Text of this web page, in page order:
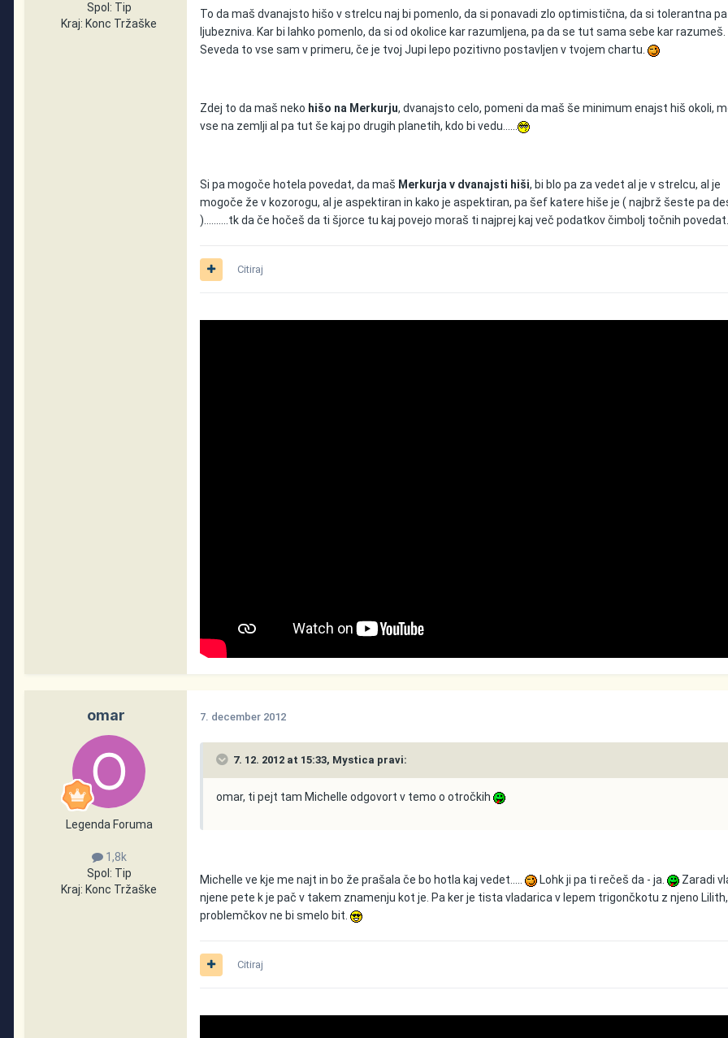
Spol: Tip
Kraj: Konc Tržaške
To da maš dvanajsto hišo v strelcu naj bi pomenlo, da si ponavadi zlo optimistična, da si tolerantna
ljubezniva. Kar bi lahko pomenlo, da si od okolice kar razumljena, pa da se tut sama sebe kar razumeš.
Seveda to vse sam v primeru, če je tvoj Jupi lepo pozitivno postavljen v tvojem chartu.
Zdej to da maš neko hišo na Merkurju, dvanajsto celo, pomeni da maš še minimum enajst hiš okoli,
vse na zemlji al pa tut še kaj po drugih planetih, kdo bi vedu......
Si pa mogoče hotela povedat, da maš Merkurja v dvanajsti hiši, bi blo pa za vedet al je v strelcu, al je
mogoče že v kozorogu, al je aspektiran in kako je aspektiran, pa šef katere hiše je ( najbrž šeste pa
)..........tk da če hočeš da ti šjorce tu kaj povejo moraš ti najprej kaj več podatkov čimbolj točnih
Citiraj
omar
Legenda Foruma
1,8k
Spol: Tip
Kraj: Konc Tržaške
7. december 2012
7. 12. 2012 at 15:33, Mystica pravi:
omar, ti pejt tam Michelle odgovort v temo o otročkih
Michelle ve kje me najt in bo že prašala če bo hotla kaj vedet..... Lohk ji pa ti rečeš da - ja.
Zaradi
njene pete k je pač v takem znamenju kot je. Pa ker je tista vladarica v lepem trigončkotu z njeno
problemčkov ne bi smelo bit.
Citiraj